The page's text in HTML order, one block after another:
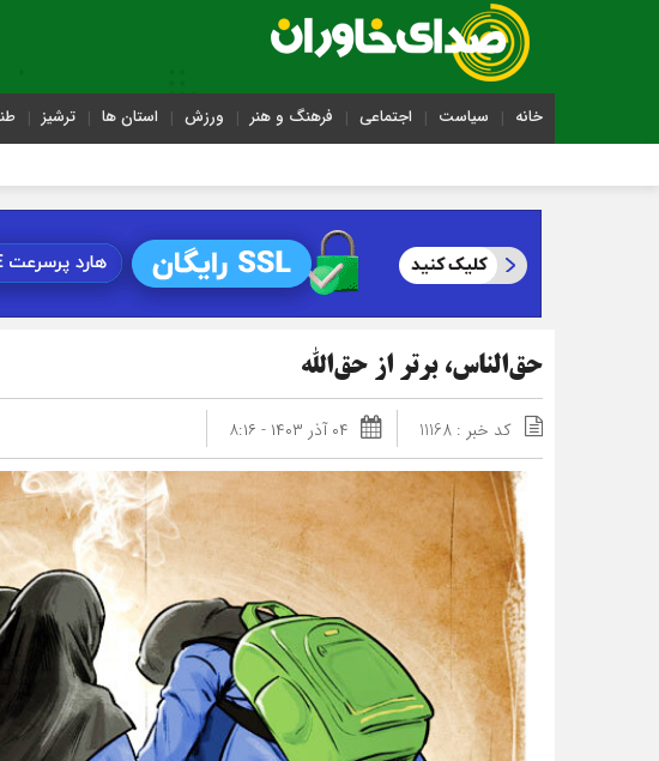
خانه سیاست اجتماعی فرهنگ و هنر ورزش استان ها ترشیز
حق‌الناس، برتر از حق‌الله
کد خبر : 11168 ۰۴ آذر ۱۴۰۳ - ۸:۱۶